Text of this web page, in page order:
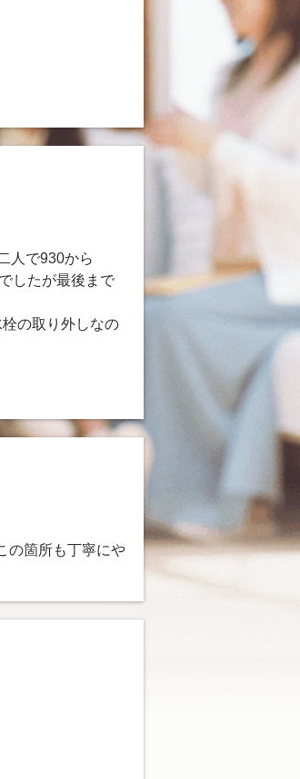
人で930から
したが最後まで
の取り外しなの
の箇所も丁寧にや